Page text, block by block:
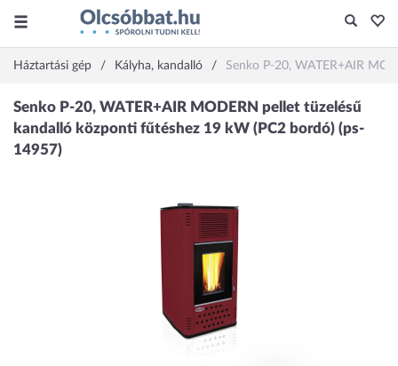
Háztartási gép Kályha, kandalló Senko P-20, WATER+AIR